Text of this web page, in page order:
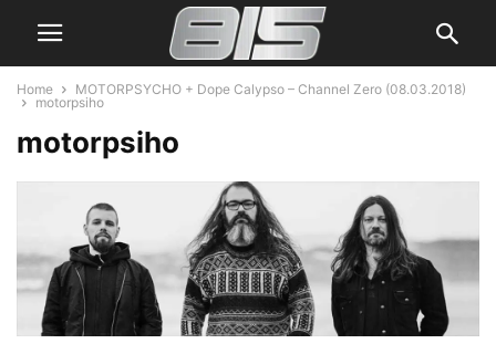
Home
MOTORPSYCHO + Dope Calypso – Channel Zero (08.03.2018)
motorpsiho
motorpsiho